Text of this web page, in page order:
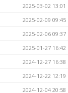
2025-03-02 13:01
2025-02-09 09:45
2025-02-06 09:37
2025-01-27 16:42
2024-12-27 16:38
2024-12-22 12:19
2024-12-04 20:58